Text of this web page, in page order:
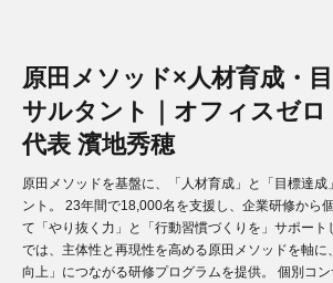
原田メソッド×人材育成・
サルタント｜オフィスゼロ
代表 濱地秀穂
原田メソッドを基盤に、「人材育成」と「目標達成
ント。 23年間で18,000名を支援し、企業研修から
て「やり抜く力」と「行動習慣づくりを」サポート
では、主体性と再現性を高める原田メソッドを軸
向上」につながる研修プログラムを提供。 個別コ